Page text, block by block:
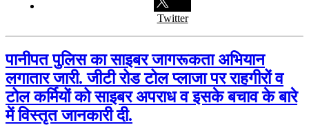
Twitter
पानीपत पुलिस का साइबर जागरूकता अभियान
लगातार जारी. जीटी रोड टोल प्लाजा पर राहगीरों व
टोल कर्मियों को साइबर अपराध व इसके बचाव के बारे
में विस्तृत जानकारी दी.